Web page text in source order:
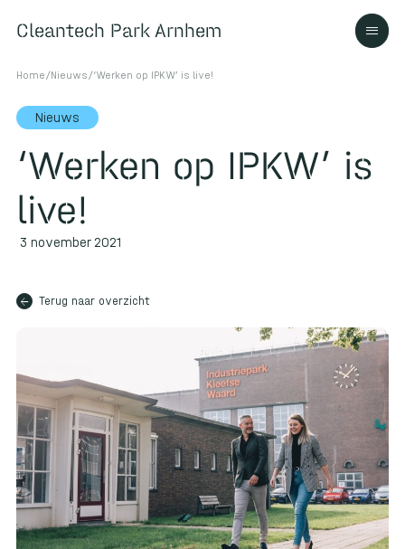
Cleantech Park Arnhem
Home /Nieuws /‘Werken op IPKW’ is live!
Nieuws
‘Werken op IPKW’ is
live!
3 november 2021
arrow_back Terug naar overzicht
Cleantech Park Arnhem
Over
Ecosysteem
Contact